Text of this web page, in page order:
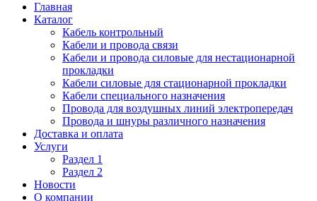
Главная
Каталог
Кабель контрольный
Кабели и провода связи
Кабели и провода силовые для нестационарной
прокладки
Кабели силовые для стационарной прокладки
Кабели специального назначения
Провода для воздушных линий электропередач
Провода и шнуры различного назначения
Доставка и оплата
Услуги
Раздел 1
Раздел 2
Новости
О компании